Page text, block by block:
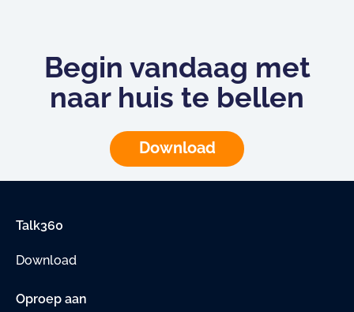
Begin vandaag met
naar huis te bellen
Download
Talk360
Download
Oproep aan